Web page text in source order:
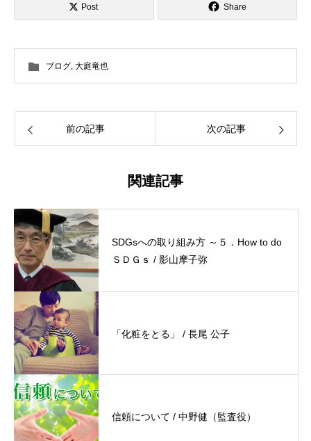
Post Share
ブログ, 大庭竜也
前の記事 次の記事
関連記事
SDGsへの取り組み方 ～５．How to do
ＳＤＧｓ / 影山摩子弥
「化粧をとる」 / 長尾 公子
信頼について / 中野健（監査役）